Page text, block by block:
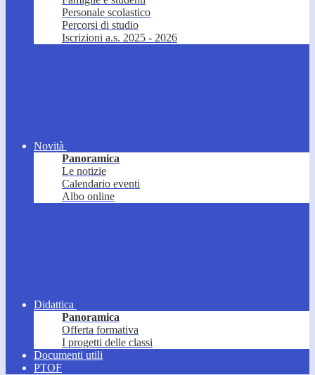
Personale scolastico
Percorsi di studio
Iscrizioni a.s. 2025 - 2026
Novità
Panoramica
Le notizie
Calendario eventi
Albo online
Didattica
Panoramica
Offerta formativa
I progetti delle classi
Documenti utili
PTOF